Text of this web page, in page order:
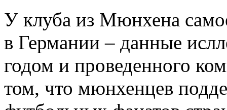
У клуба из Мюнхена
в Германии – данные
годом и проведенного
том, что мюнхенцев